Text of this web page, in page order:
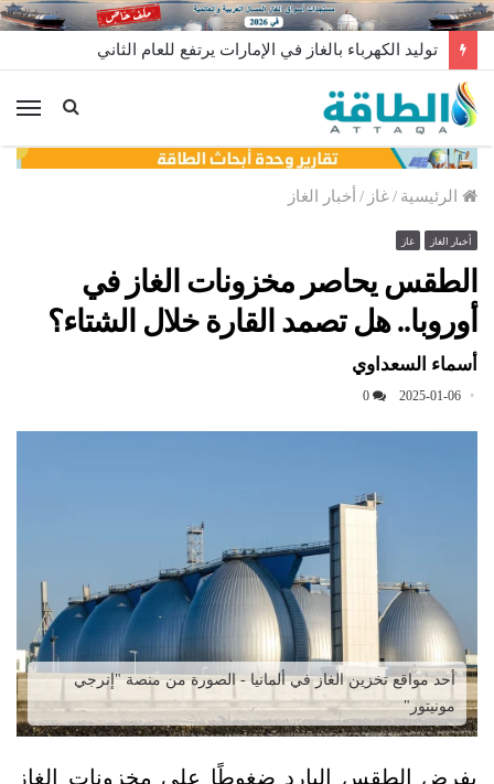
توليد الكهرباء بالغاز في الإمارات يرتفع للعام الثاني
الرئيسية /غاز / أخبار الغاز
أخبار الغاز غاز
الطقس يحاصر مخزونات الغاز في
أوروبا.. هل تصمد القارة خلال الشتاء؟
أسماء السعداوي
2025-01-06
0
أحد مواقع تخزين الغاز في ألمانيا - الصورة من منصة "إنرجي
مونيتور"
يفرض الطقس البارد ضغوطًا على مخزونات الغاز